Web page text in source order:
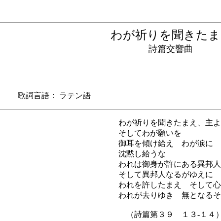
わが祈りを聞きた
詩篇交響曲
詞言語： ラテン語
わが祈りを聞きたまえ、主よ
そしてわが願いを
御耳を傾け給え わが涙に
沈黙し給うな
われは御身が許にある異邦
そして異邦人なるがゆえに
われを許したまえ そして心
われが去りゆき 無となるそ
（詩篇第３９ １３-１４